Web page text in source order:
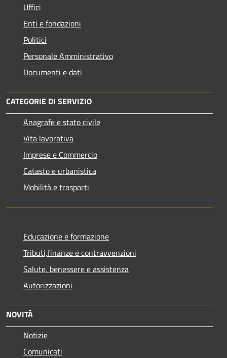
Uffici
Enti e fondazioni
Politici
Personale Amministrativo
Documenti e dati
CATEGORIE DI SERVIZIO
Anagrafe e stato civile
Vita lavorativa
Imprese e Commercio
Catasto e urbanistica
Mobilità e trasporti
Educazione e formazione
Tributi,finanze e contravvenzioni
Salute, benessere e assistenza
Autorizzazioni
NOVITÀ
Notizie
Comunicati